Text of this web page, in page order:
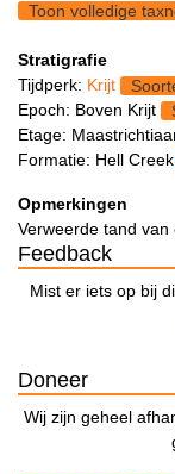
Toon volledige
Stratigrafie
Tijdperk: Krijt
Epoch: Boven Krijt
Etage:
Formatie: Hell Creek
Opmerkingen
Verweerde tand van
Feedback
Mist er iets op bij
Doneer
Wij zijn geheel